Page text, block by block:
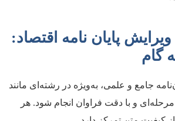
پایان نامه اقتصاد:
گام
جامع و علمی، به‌ویژه در رشته‌ای مانند
مرحله‌ای و با دقت فراوان انجام شود. هر